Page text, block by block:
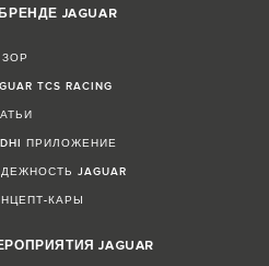
JAGUAR
TCS RACING
ПРИЛОЖЕНИЕ
JAGUAR
КАРЫ
JAGUAR